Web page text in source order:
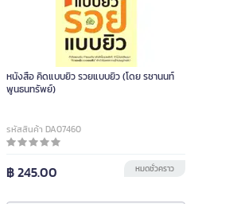
หนังสือ คิดแบบยิว รวยแบบยิว (โดย รชานนท์
พูนธนทรัพย์)
รหัสสินค้า DA07460
฿ 245.00 หมดชั่วคราว